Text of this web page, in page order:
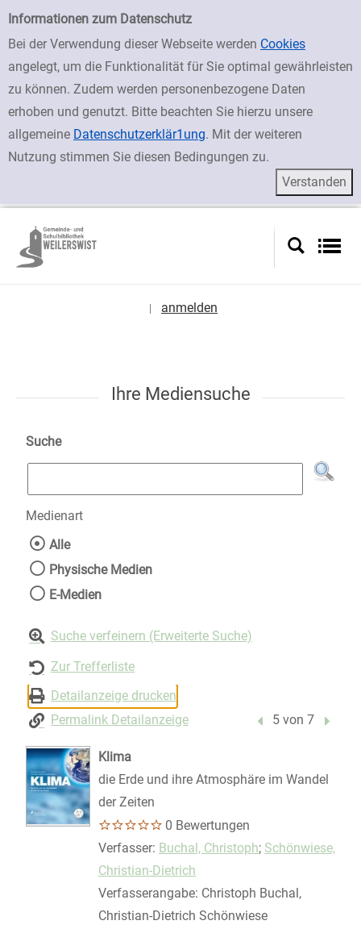
Einfache Suche
Informationen zum Datenschutz
Bei der Verwendung dieser Webseite werden Cookies
angelegt, um die Funktionalität für Sie optimal gewährleisten
zu können. Zudem werden personenbezogene Daten
erhoben und genutzt. Bitte beachten Sie hierzu unsere
allgemeine Datenschutzerklär1ung. Mit der weiteren
Nutzung stimmen Sie diesen Bedingungen zu.
zur Navigation springen
zum Inhalt springen
Zur Detailanzeige springen
anmelden
Ihre Mediensuche
Suche
Medienart
Wählen Sie die Medienart nach der Sie
Alle
Physische Medien
E-Medien
Suche verfeinern (Erweiterte Suche)
Zur Trefferliste
Detailanzeige drucken
Permalink Detailanzeige
Vorheriger Treffer
5 von 7
Klima
die Erde und ihre Atmosphäre im Wandel
der Zeiten
0 Bewertungen
Verfasser: Suche nach diesem Verfasser
Buchal, Christoph; Schönwiese,
Christian-Dietrich
Verfasserangabe: Christoph Buchal,
Christian-Dietrich Schönwiese